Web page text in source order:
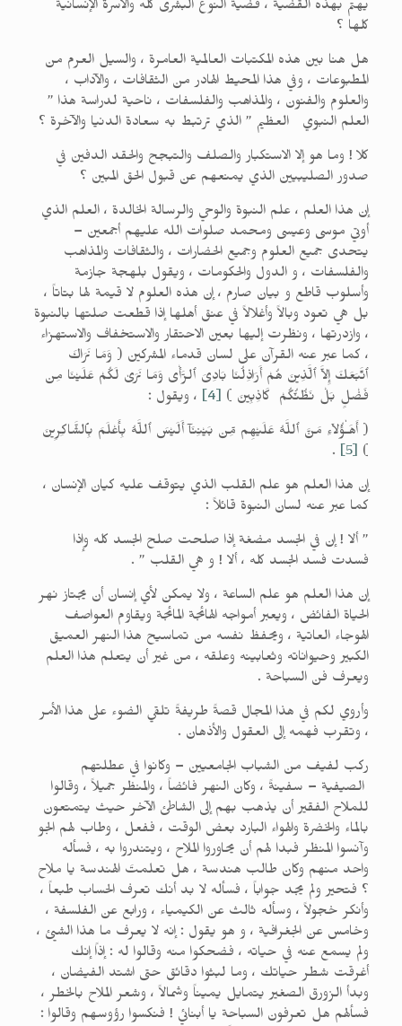
يهتم بهذه القضية ، قضية النوع البشرى كله والأسرة الإنسانية
كلها ؟
هل هنا بين هذه المكتبات العالمية العامرة ، والسيل العرم من
المطبوعات ، وفي هذا المحيط الهادر من الثقافات ، والآداب ،
والعلوم والفنون ، والمذاهب والفلسفات ، ناحية لدراسة هذا ”
العلم النبوي العظيم ” الذي ترتبط به سعادة الدنيا والآخرة ؟
كلا ! وما هو إلا الاستكبار والصلف والتبجح والحقد الدفين في
صدور الصليبيين الذي يمنعهم عن قبول الحق المبين ؟
إن هذا العلم ، علم النبوة والوحي والرسالة الخالدة ، العلم الذي
أوتي موسى وعيسى ومحمد صلوات الله عليهم أجمعين –
يتحدى جميع العلوم وجميع الحضارات ، والثقافات والمذاهب
والفلسفات ، و الدول والحكومات ، ويقول بلهجة جازمة
وأسلوب قاطع و بيان صارم ، إن هذه العلوم لا قيمة لها بتاتاً ،
بل هي تعود وبالاً وأغلالاً في عنق أهلها إذا قطعت صلتها بالنبوة
، وازدرتها ، ونظرت إليها بعين الاحتقار والاستخفاف والاستهزاء
، كما عبر عنه القرآن على لسان قدماء المشركين ( وَمَا نَرَاكَ
ٱتَّبَعَكَ إِلاَّ ٱلَّذِينَ هُمْ أَرَاذِلُنَا بَادِىَ ٱلرَّأْى وَمَا نَرَىٰ لَكُمْ عَلَيْنَا مِن
فَضْلٍ بَلْ نَظُنُّكُمْ كَاذِبِينَ ) [4]
، ويقول :
( أَهَـٰؤُلاۤءِ مَنَّ ٱللَّهُ عَلَيْهِم مِّن بَيْنِنَآ أَلَيْسَ ٱللَّهُ بِأَعْلَمَ بِٱلشَّاكِرِينَ
)
[5]
.
إن هذا العلم هو علم القلب الذي يتوقف عليه كيان الإنسان ،
كما عبر عنه لسان النبوة قائلاً :
” ألا ! إن في الجسد مضغة إذا صلحت صلح الجسد كله وإذا
فسدت فسد الجسد كله ، ألا ! و هي القلب ” .
إن هذا العلم هو علم الساعة ، ولا يمكن لأي إنسان أن يجتاز نهر
الحياة الفائض ، ويعبر أمواجه الهائجة المائجة ويقاوم العواصف
الهوجاء العاتية ، ويحفظ نفسه من تماسيح هذا النهر العميق
الكبير وحيواناته وثعابينه وعلقه ، من غير أن يتعلم هذا العلم
ويعرف فن السباحة .
وأروي لكم في هذا المجال قصةً طريفةً تلقي الضوء على هذا الأمر
، وتقرب فهمه إلى العقول والأذهان .
ركب لفيف من الشباب الجامعيين – وكانوا في عطلتهم
الصيفية – سفينةً ، وكان النهر فائضاً ، والمنظر جميلاً ، وقالوا
للملاح الفقير أن يذهب بهم إلى الشاطئ الآخر حيث يتمتعون
بالماء والخضرة والهواء البارد بعض الوقت ، ففعل ، وطاب لهم الجو
وآنسوا المنظر فبدا لهم أن يحاوروا الملاح ، ويتندروا به ، فسأله
واحد منهم وكان طالب هندسة ، هل تعلمتَ الهندسة يا ملاح
؟ فتحير ولم يجد جواباً ، فسأله لا بد أنك تعرف الحساب طبعاً ،
وأنكر خجولاً ، وسأله ثالث عن الكيمياء ، ورابع عن الفلسفة ،
وخامس عن الجغرافية ، و هو يقول : إنه لا يعرف ما هذا الشيئ ،
ولم يسمع عنه في حياته ، فضحكوا منه وقالوا له : إذاً إنك
أغرقت شطر حياتك ، وما لبثوا دقائق حتى اشتد الفيضان ،
وبدأ الزورق الصغير يتمايل يميناً وشمالاً ، وشعر الملاح بالخطر ،
فسألهم هل تعرفون السباحة يا أبنائي ! فنكسوا رؤوسهم وقالوا :